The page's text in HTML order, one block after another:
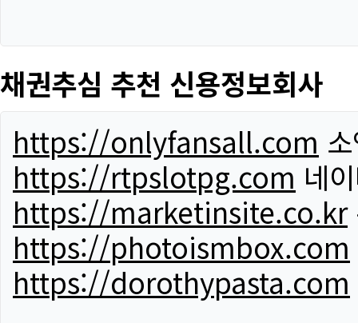
채권추심 추천 신용정보회사
https://onlyfansall.com
https://rtpslotpg.com 네
https://marketinsite.co.kr
https://photoismbox.com
https://dorothypasta.com